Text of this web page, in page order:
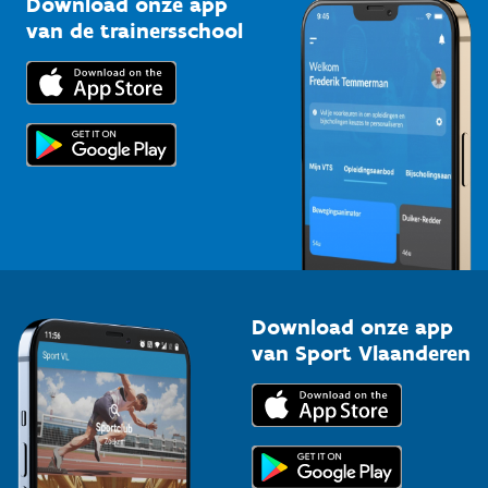
Bedrijven
Trainers en begeleiders
Topsporters
Downloads
Voor de pers
van de trainersschool
Download onze app
van Sport Vlaanderen